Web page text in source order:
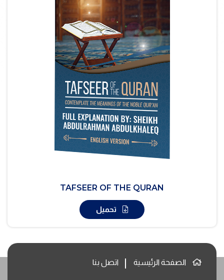
TAFSEER OF THE QURAN
تحميل
الصفحة الرئيسية اتصل بنا